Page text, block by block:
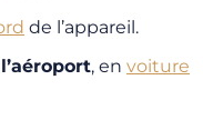
de l’appareil.
, en voiture